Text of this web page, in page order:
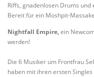
Riffs, gnadenlosen Drums und
Bereit für ein Moshpit-
Nightfall Empire,ein
werden!
Die 6 Musiker um Frontfrau
haben mit ihren ersten